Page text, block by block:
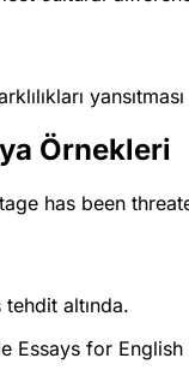
Örnekleri
has been
tehdit altında.
Essays for